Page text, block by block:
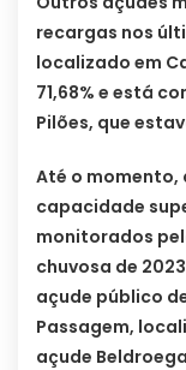
recargas nos
localizado em
71,68% e está
Pilões, que
Até o momento,
capacidade
monitorados
chuvosa de
açude público
Passagem,
açude